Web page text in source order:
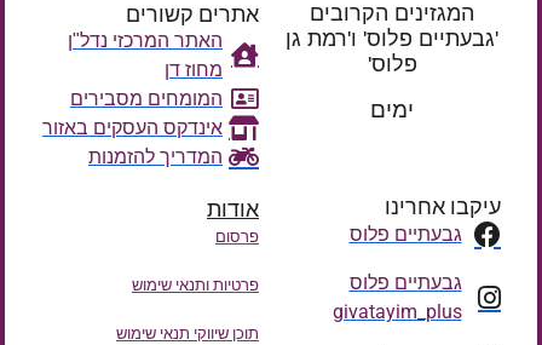
המגזינים הקרובים
'גבעתיים פלוס' ו'רמת גן
פלוס'
ימים
אתרים קשורים
האתר המרכזי נדל"ן
מחוז דן
המומחים מסבירים
אינדקס העסקים באזור
המדריך להזמנות
עיקבו אחרינו
גבעתיים פלוס
גבעתיים פלוס
givatayim_plus
אודות
פרסום
פרטיות ותנאי שימוש
תוכן שיווקי תנאי שימוש